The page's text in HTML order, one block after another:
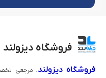
فروشگاه دیزولند
فروشگاه دیزولند، مرجعی